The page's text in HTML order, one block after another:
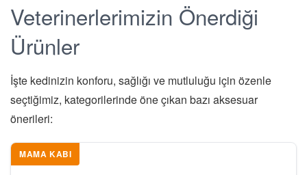
Veterinerlerimizin Önerdiği
Ürünler
İşte kedinizin konforu, sağlığı ve mutluluğu için özenle
seçtiğimiz, kategorilerinde öne çıkan bazı aksesuar
önerileri:
MAMA KABI